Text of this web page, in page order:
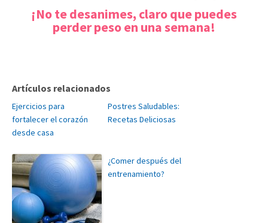
¡No te desanimes, claro que puedes
perder peso en una semana!
Artículos relacionados
Ejercicios para
fortalecer el corazón
desde casa
Postres Saludables:
Recetas Deliciosas
¿Comer después del
entrenamiento?